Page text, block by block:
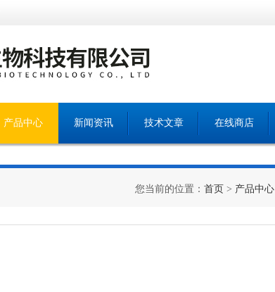
产品中心 新闻资讯 技术文章 在线商店
您当前的位置： 首页 > 产品中心